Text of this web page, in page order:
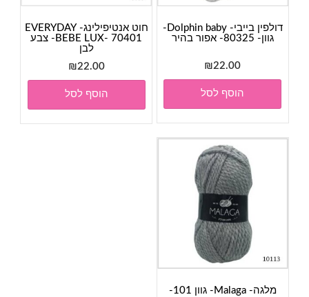
חוט אנטיפילינג- EVERYDAY
BEBE LUX- 70401- צבע
לבן
₪22.00
הוסף לסל
דולפין בייבי- Dolphin baby-
גוון- 80325- אפור בהיר
₪22.00
הוסף לסל
מלגה- Malaga- גוון 101-